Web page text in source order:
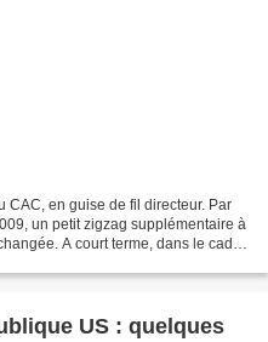
CAC, en guise de fil directeur. Par
un petit zigzag supplémentaire à
A court terme, dans le cadre
US : quelques